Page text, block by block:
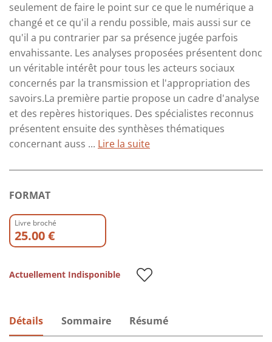
seulement de faire le point sur ce que le numérique a
changé et ce qu'il a rendu possible, mais aussi sur ce
qu'il a pu contrarier par sa présence jugée parfois
envahissante. Les analyses proposées présentent donc
un véritable intérêt pour tous les acteurs sociaux
concernés par la transmission et l'appropriation des
savoirs.La première partie propose un cadre d'analyse
et des repères historiques. Des spécialistes reconnus
présentent ensuite des synthèses thématiques
concernant auss ... Lire la suite
FORMAT
Livre broché
25.00 €
Actuellement Indisponible
Détails Sommaire Résumé